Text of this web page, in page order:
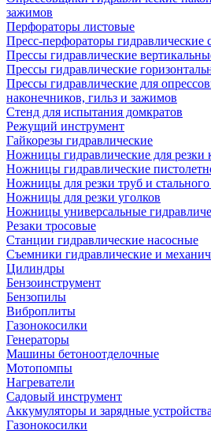
зажимов
Перфораторы листовые
Пресс-перфораторы
Прессы гидравлические
Прессы гидравлические
Прессы гидравлические для
наконечников, гильз и зажимов
Стенд для испытания домкратов
Режущий инструмент
Гайкорезы гидравлические
Ножницы гидравлические для резки
Ножницы гидравлические
Ножницы для резки труб и стального
Ножницы для резки уголков
Ножницы универсальные
Резаки тросовые
Станции гидравлические насосные
Съемники гидравлические и
Цилиндры
Бензоинструмент
Бензопилы
Виброплиты
Газонокосилки
Генераторы
Машины бетоноотделочные
Мотопомпы
Нагреватели
Садовый инструмент
Аккумуляторы и зарядные устройства
Газонокосилки